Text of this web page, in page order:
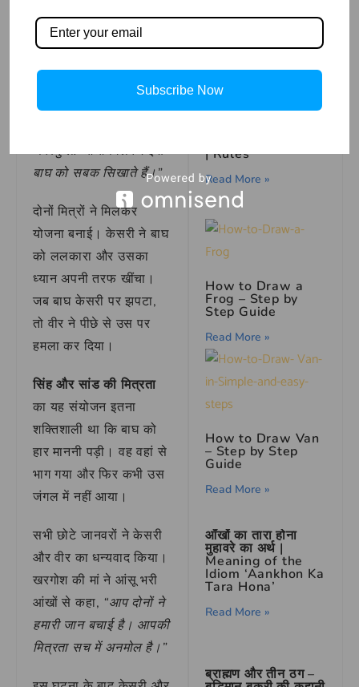
केसरी ने वीर से कहा,
“मित्र, हमें इस अन्याय को
“बिल्कुल! आओ मिलकर इस
बाघ को सबक सिखाते हैं।”
दोनों मित्रों ने मिलकर
योजना बनाई। केसरी ने बाघ
को ललकारा और उसका
ध्यान अपनी तरफ खींचा।
जब बाघ केसरी पर झपटा,
तो वीर ने पीछे से उस पर
हमला कर दिया।
सिंह और सांड की मित्रता
का यह संयोजन इतना
शक्तिशाली था कि बाघ को
हार माननी पड़ी। वह वहां से
भाग गया और फिर कभी उस
जंगल में नहीं आया।
सभी छोटे जानवरों ने केसरी
और वीर का धन्यवाद किया।
खरगोश की मां ने आंसू भरी
आंखों से कहा, “आप दोनों ने
हमारी जान बचाई है। आपकी
मित्रता सच में अनमोल है।”
Learn How to play
| Rules
Read More »
How to Draw a
Frog – Step by
Step Guide
Read More »
How to Draw Van
– Step by Step
Guide
Read More »
आँखों का तारा होना
मुहावरे का अर्थ |
Meaning of the
Idiom ‘Aankhon Ka
Tara Hona’
Read More »
ब्राह्मण और तीन ठग –
Subscribe Now